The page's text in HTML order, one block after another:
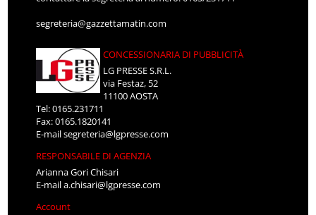
segreteria@gazzettamatin.com
CONCESSIONARIA DI PUBBLICITÀ
LG PRESSE S.R.L.
via Festaz, 52
11100 AOSTA
Tel: 0165.231711
Fax: 0165.1820141
E-mailsegreteria@lgpresse.com
RESPONSABILE DI AGENZIA
Arianna Gori Chisari
E-maila.chisari@lgpresse.com
Account